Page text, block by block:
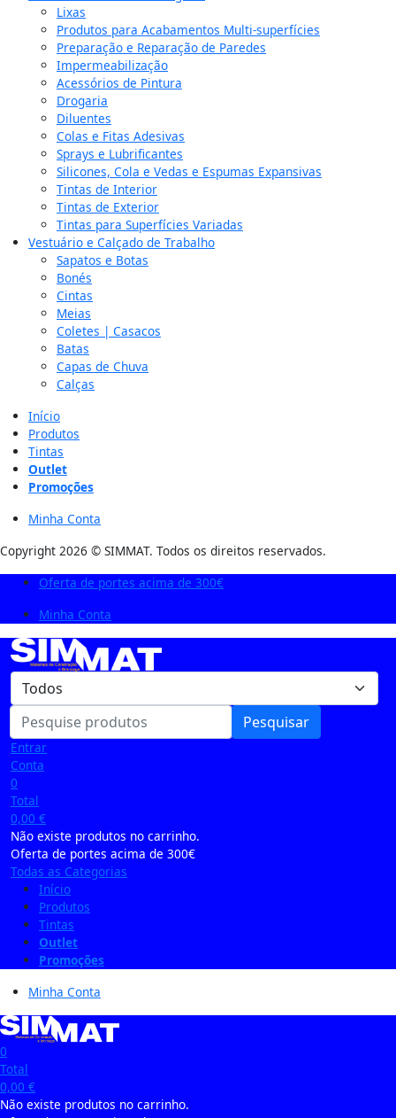
Lixas
Produtos para Acabamentos Multi-superfícies
Preparação e Reparação de Paredes
Impermeabilização
Acessórios de Pintura
Drogaria
Diluentes
Colas e Fitas Adesivas
Sprays e Lubrificantes
Silicones, Cola e Vedas e Espumas Expansivas
Tintas de Interior
Tintas de Exterior
Tintas para Superfícies Variadas
Vestuário e Calçado de Trabalho
Sapatos e Botas
Bonés
Cintas
Meias
Coletes | Casacos
Batas
Capas de Chuva
Calças
Início
Produtos
Tintas
Outlet
Promoções
Minha Conta
Copyright 2026 © SIMMAT. Todos os direitos reservados.
Oferta de portes acima de 300€
Minha Conta
Pesquisar
Entrar
Conta
0
Total
0,00 €
Não existe produtos no carrinho.
Oferta de portes acima de 300€
Todas as Categorias
Início
Produtos
Tintas
Outlet
Promoções
Minha Conta
0
Total
0,00 €
Não existe produtos no carrinho.